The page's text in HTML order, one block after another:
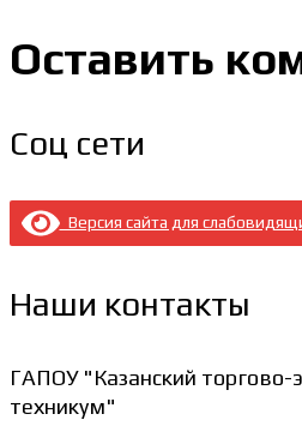
Оставить
Соц сети
Версия сайта для
Наши контакты
ГАПОУ "Казанский торгово-
техникум"